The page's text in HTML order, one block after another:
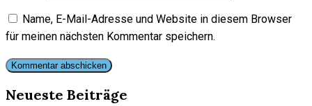
Name, E-Mail-Adresse und Website in diesem Browser
für meinen nächsten Kommentar speichern.
Neueste Beiträge